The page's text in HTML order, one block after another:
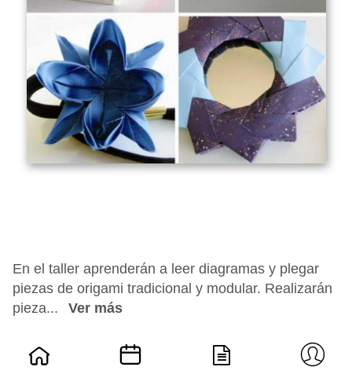
En el taller aprenderán a leer diagramas y plegar
piezas de origami tradicional y modular. Realizarán
pieza...
Ver más